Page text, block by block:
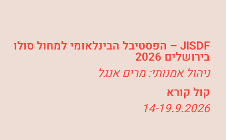
JISDF – הפסטיבל הבינלאומי למחול סולו
בירושלים 2026
ניהול אמנותי: מרים אנגל
קול קורא
14-19.9.2026